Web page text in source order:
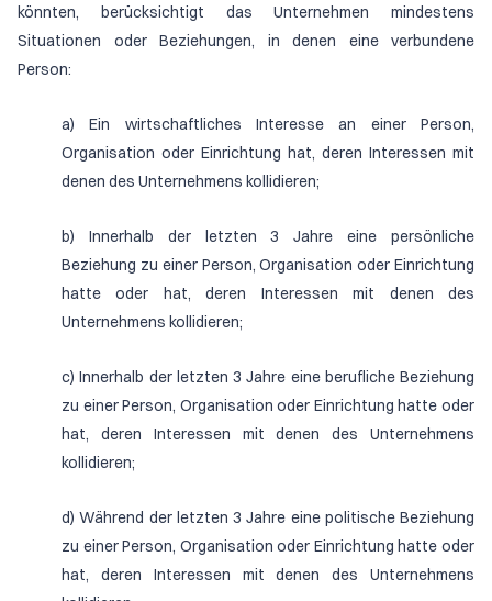
könnten, berücksichtigt das Unternehmen mindestens
Situationen oder Beziehungen, in denen eine verbundene
Person:
a) Ein wirtschaftliches Interesse an einer Person,
Organisation oder Einrichtung hat, deren Interessen mit
denen des Unternehmens kollidieren;
b) Innerhalb der letzten 3 Jahre eine persönliche
Beziehung zu einer Person, Organisation oder Einrichtung
hatte oder hat, deren Interessen mit denen des
Unternehmens kollidieren;
c) Innerhalb der letzten 3 Jahre eine berufliche Beziehung
zu einer Person, Organisation oder Einrichtung hatte oder
hat, deren Interessen mit denen des Unternehmens
kollidieren;
d) Während der letzten 3 Jahre eine politische Beziehung
zu einer Person, Organisation oder Einrichtung hatte oder
hat, deren Interessen mit denen des Unternehmens